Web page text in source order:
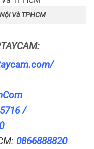
Và TPHCM
/
0866888820